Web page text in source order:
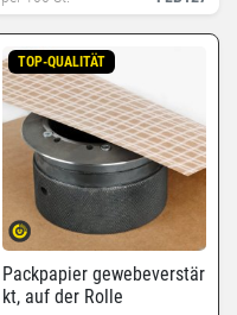
TOP-QUALITÄT
Packpapier gewebeverstär
kt, auf der Rolle